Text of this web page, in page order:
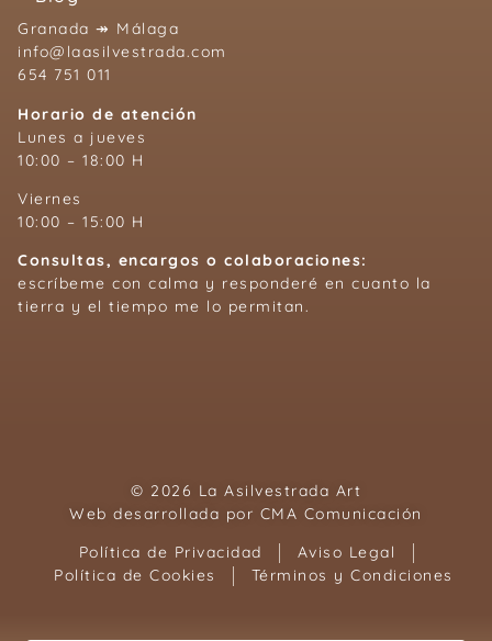
Granada ↠ Málaga
info@laasilvestrada.com
654 751 011
Horario de atención
Lunes a jueves
10:00 – 18:00 H
Viernes
10:00 – 15:00 H
Consultas, encargos o colaboraciones:
escríbeme con calma y responderé en cuanto la
tierra y el tiempo me lo permitan.
© 2026 La Asilvestrada Art
Web desarrollada por CMA Comunicación
Política de Privacidad
Aviso Legal
Política de Cookies
Términos y Condiciones